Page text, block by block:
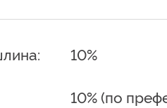
10%
10% (по